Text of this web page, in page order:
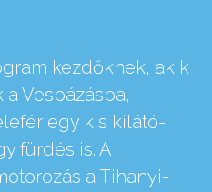
kezdőknek, akik
Vespázásba,
egy kis kilátó-
fürdés is. A
a Tihanyi-